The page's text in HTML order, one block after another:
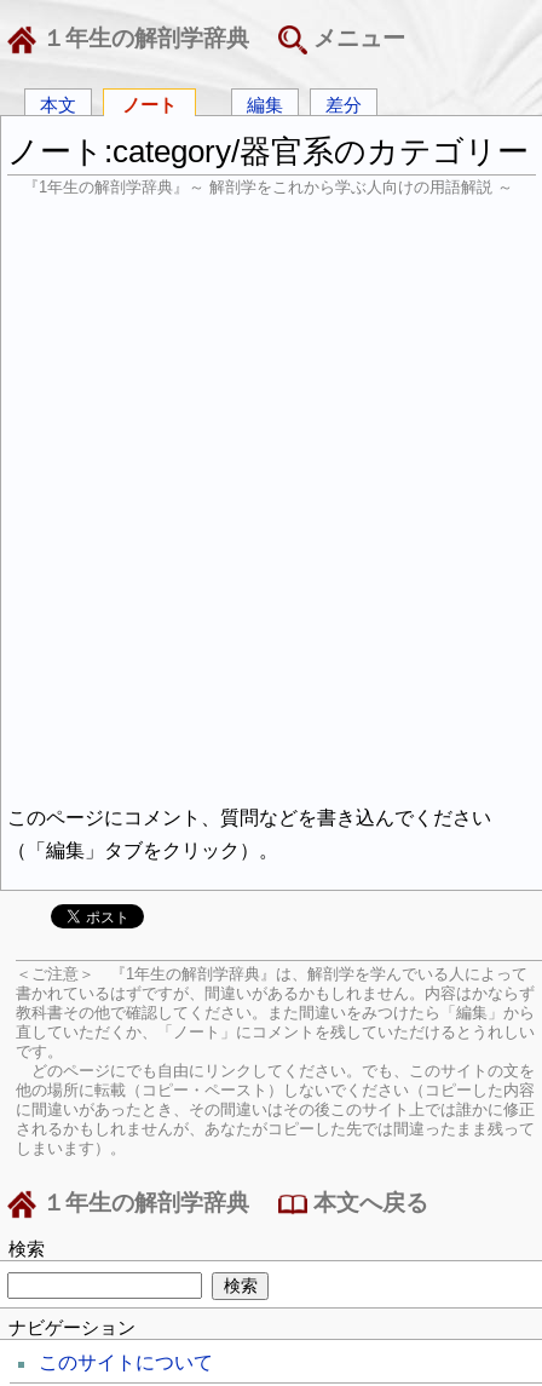
１年生の解剖学辞典 メニュー
本文 ノート 編集 差分
ノート:category/器官系のカテゴリー
『1年生の解剖学辞典』～ 解剖学をこれから学ぶ人向けの用語解説 ～
このページにコメント、質問などを書き込んでください
（「編集」タブをクリック）。
＜ご注意＞ 『1年生の解剖学辞典』は、解剖学を学んでいる人によって
書かれているはずですが、間違いがあるかもしれません。内容はかならず
教科書その他で確認してください。
また間違いをみつけたら「編集」から
直していただくか、「ノート」にコメントを残していただけるとうれしい
です。
どのページにでも自由にリンクしてください。でも、このサイトの文を
他の場所に転載（コピー・ペースト）しないでください（コピーした内容
に間違いがあったとき、その間違いはその後このサイト上では誰かに修正
されるかもしれませんが、あなたがコピーした先では間違ったまま残って
しまいます）。
１年生の解剖学辞典 本文へ戻る
検索
ナビゲーション
このサイトについて